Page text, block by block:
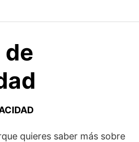
quieres saber más sobre